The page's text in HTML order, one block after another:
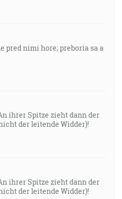
pred nimi hore; preboria sa a
ihrer Spitze zieht dann der
der leitende Widder)!
ihrer Spitze zieht dann der
der leitende Widder)!